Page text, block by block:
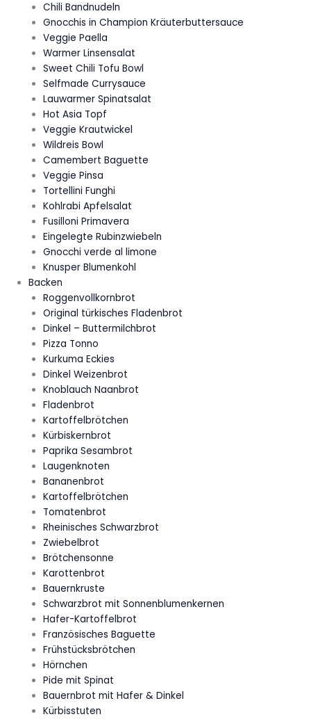
Chili Bandnudeln
Gnocchis in Champion Kräuterbuttersauce
Veggie Paella
Warmer Linsensalat
Sweet Chili Tofu Bowl
Selfmade Currysauce
Lauwarmer Spinatsalat
Hot Asia Topf
Veggie Krautwickel
Wildreis Bowl
Camembert Baguette
Veggie Pinsa
Tortellini Funghi
Kohlrabi Apfelsalat
Fusilloni Primavera
Eingelegte Rubinzwiebeln
Gnocchi verde al limone
Knusper Blumenkohl
Backen
Roggenvollkornbrot
Original türkisches Fladenbrot
Dinkel – Buttermilchbrot
Pizza Tonno
Kurkuma Eckies
Dinkel Weizenbrot
Knoblauch Naanbrot
Fladenbrot
Kartoffelbrötchen
Kürbiskernbrot
Paprika Sesambrot
Laugenknoten
Bananenbrot
Kartoffelbrötchen
Tomatenbrot
Rheinisches Schwarzbrot
Zwiebelbrot
Brötchensonne
Karottenbrot
Bauernkruste
Schwarzbrot mit Sonnenblumenkernen
Hafer-Kartoffelbrot
Französisches Baguette
Frühstücksbrötchen
Hörnchen
Pide mit Spinat
Bauernbrot mit Hafer & Dinkel
Kürbisstuten